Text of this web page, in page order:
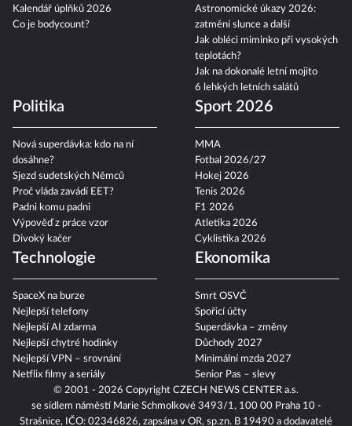
© 2001 - 2026 Copyright CZECH NEWS CENTER a.s.
se sídlem náměstí Marie Schmolkové 3493/1, 100 00 Praha 10 -
Strašnice, IČO: 02346826, zapsána v OR, sp.zn. B 19490 a dodavatelé
Kalendář úplňků 2026
Co je bodycount?
Astronomické úkazy 2026:
zatmění slunce a další
Jak obléci miminko při vysokých
teplotách?
Jak na dokonalé letní mojito
6 lehkých letních salátů
Politika
Nová superdávka: kdo na ní
dosáhne?
Sjezd sudetských Němců
Proč vláda zavádí EET?
Padni komu padni
Výpověď z práce vzor
Divoký kačer
Sport 2026
MMA
Fotbal 2026/27
Hokej 2026
Tenis 2026
F1 2026
Atletika 2026
Cyklistika 2026
Technologie
SpaceX na burze
Nejlepší telefony
Nejlepší AI zdarma
Nejlepší chytré hodinky
Nejlepší VPN – srovnání
Netflix filmy a seriály
Ekonomika
Smrt OSVČ
Spořicí účty
Superdávka – změny
Důchody 2027
Minimální mzda 2027
Senior Pas – slevy